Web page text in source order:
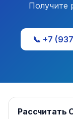
Получите
📞 +7
Рассчитать